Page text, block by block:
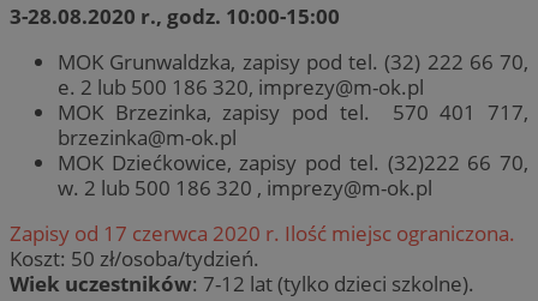
3-28.08.2020 r., godz. 10:00-15:00
MOK Grunwaldzka, zapisy pod tel. (32) 222 66 70,
e. 2 lub 500 186 320, imprezy@m-ok.pl
MOK Brzezinka, zapisy pod tel. 570 401 717,
brzezinka@m-ok.pl
MOK Dziećkowice, zapisy pod tel. (32)222 66 70,
w. 2 lub 500 186 320 , imprezy@m-ok.pl
Zapisy od 17 czerwca 2020 r. Ilość miejsc ograniczona.
Koszt: 50 zł/osoba/tydzień.
Wiek uczestników: 7-12 lat (tylko dzieci szkolne).